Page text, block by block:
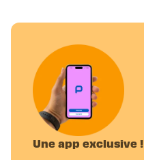
Une app exclusive !